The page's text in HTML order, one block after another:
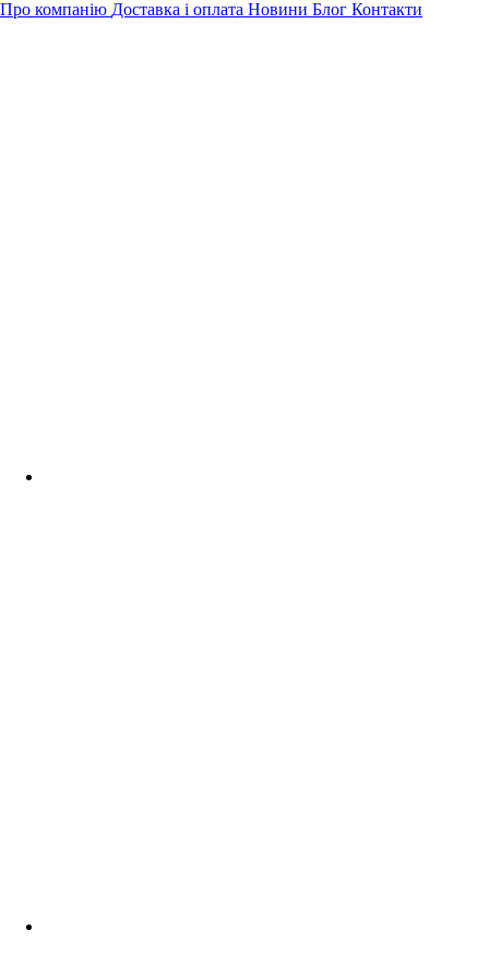
Про компанію Доставка і оплата Новини Блог Контакти